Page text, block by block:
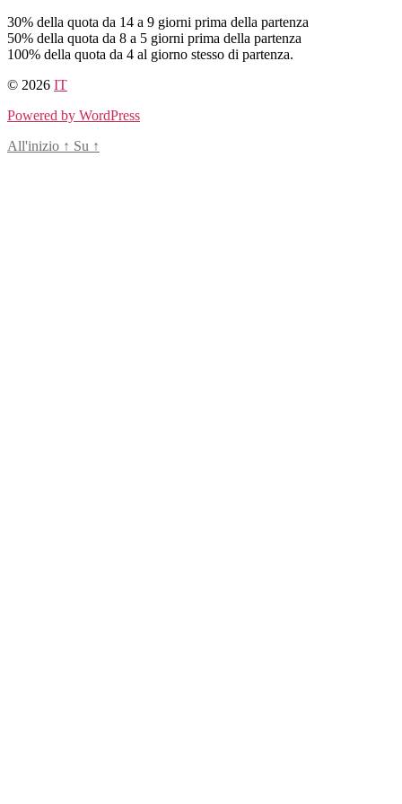
Salta
al
contenuto
30% della quota da 14 a 9 giorni prima della partenza
50% della quota da 8 a 5 giorni prima della partenza
100% della quota da 4 al giorno stesso di partenza.
© 2026 IT
Powered by WordPress
All'inizio ↑ Su ↑